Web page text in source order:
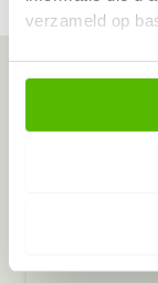
verzameld op
Meer
ook in